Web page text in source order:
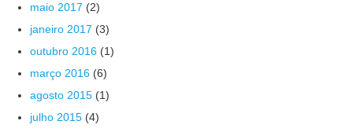
maio 2017 (2)
janeiro 2017 (3)
outubro 2016 (1)
março 2016 (6)
agosto 2015 (1)
julho 2015 (4)